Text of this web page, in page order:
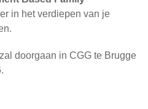
in het verdiepen van je
doorgaan in CGG te Brugge